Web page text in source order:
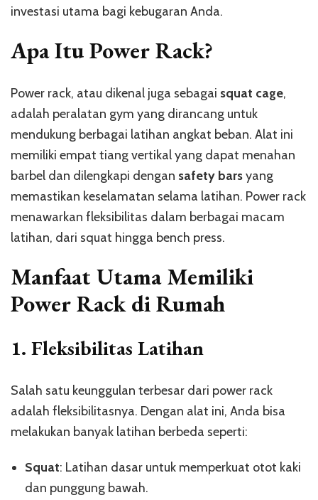
investasi utama bagi kebugaran Anda.
Apa Itu Power Rack?
Power rack, atau dikenal juga sebagai squat cage,
adalah peralatan gym yang dirancang untuk
mendukung berbagai latihan angkat beban. Alat ini
memiliki empat tiang vertikal yang dapat menahan
barbel dan dilengkapi dengan safety barsyang
memastikan keselamatan selama latihan. Power rack
menawarkan fleksibilitas dalam berbagai macam
latihan, dari squat hingga bench press.
Manfaat Utama Memiliki
Power Rack di Rumah
1. Fleksibilitas Latihan
Salah satu keunggulan terbesar dari power rack
adalah fleksibilitasnya. Dengan alat ini, Anda bisa
melakukan banyak latihan berbeda seperti:
Squat: Latihan dasar untuk memperkuat otot kaki
dan punggung bawah.